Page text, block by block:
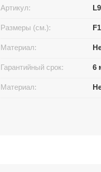
Артикул:
Размеры (см.):
Материал:
Гарантийный срок: 6
Материал: